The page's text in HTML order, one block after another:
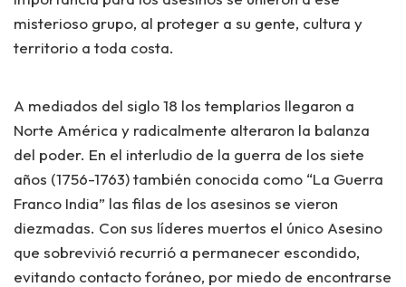
misterioso grupo, al proteger a su gente, cultura y
territorio a toda costa.
A mediados del siglo 18 los templarios llegaron a
Norte América y radicalmente alteraron la balanza
del poder. En el interludio de la guerra de los siete
años (1756-1763) también conocida como “La Guerra
Franco India” las filas de los asesinos se vieron
diezmadas. Con sus líderes muertos el único Asesino
que sobrevivió recurrió a permanecer escondido,
evitando contacto foráneo, por miedo de encontrarse